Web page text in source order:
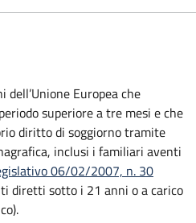
Europea che
superiore a tre mesi e che
diritto di soggiorno tramite
inclusi i familiari aventi
06/02/2007, n. 30
diretti sotto i 21 anni o a carico